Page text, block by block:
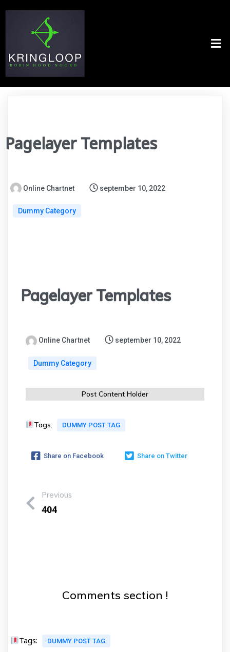
Pagelayer Templates
Online Chartnet september 10, 2022
Dummy Category
Pagelayer Templates
Online Chartnet september 10, 2022
Dummy Category
Post Content Holder
Tags: DUMMY POST TAG
Share on Facebook Share on Twitter
Previous
404
Comments section !
Tags: DUMMY POST TAG